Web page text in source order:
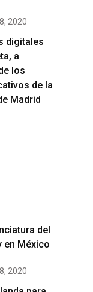
2020
digitales
a
los
de la
Madrid
del
en México
2020